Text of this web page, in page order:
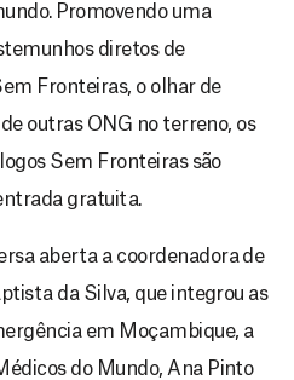
Promovendo uma
diretos de
Fronteiras, o olhar de
outras ONG no terreno, os
Sem Fronteiras são
gratuita.
aberta a coordenadora de
da Silva, que integrou as
em Moçambique, a
do Mundo, Ana Pinto